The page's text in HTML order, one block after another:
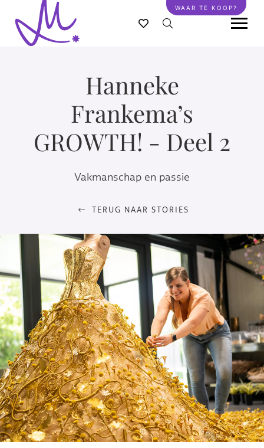
Overslaan
naar
WAAR TE KOOP?
Hanneke
Frankema’s
GROWTH! - Deel 2
Vakmanschap en passie
TERUG NAAR STORIES